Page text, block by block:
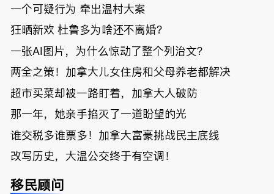
一个可疑行为 牵出温村大案
狂晒新欢 杜鲁多为啥还不离婚？
一张AI图片，为什么惊动了整个列治文？
两全之策！加拿大儿女住房和父母养老都解决
超市买菜却被一路盯着，加拿大人破防
那一年，她亲手掐灭了一道盼望的光
谁交税多谁票多！加拿大富豪挑战民主底线
改写历史，大温公交终于有空调！
移民顾问